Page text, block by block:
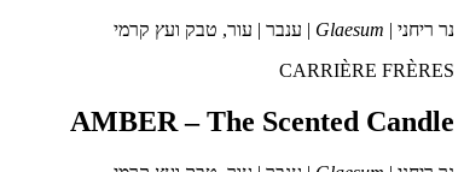
נר ריחני | Glaesum | ענבר | עור, טבק ועץ קרמי
CARRIÈRE FRÈRES
AMBER – The Scented Candle